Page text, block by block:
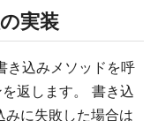
実装
込みメソッドを呼
返します。 書き込
みに失敗した場合は